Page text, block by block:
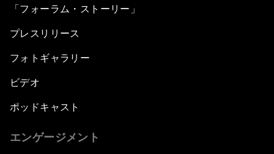
「フォーラム・ストーリー」
プレスリリース
フォトギャラリー
ビデオ
ポッドキャスト
エンゲージメント